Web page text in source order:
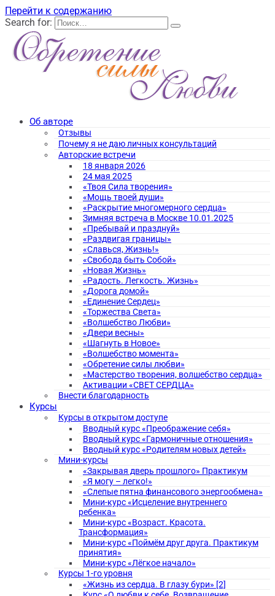
Перейти к содержанию
Search for:
Об авторе
Отзывы
Почему я не даю личных консультаций
Авторские встречи
18 января 2026
24 мая 2025
«Твоя Сила творения»
«Мощь твоей души»
«Раскрытие многомерного сердца»
Зимняя встреча в Москве 10.01.2025
«Пребывай и празднуй»
«Раздвигая границы»
«Славься, Жизнь!»
«Свобода быть Собой»
«Новая Жизнь»
«Радость. Легкость. Жизнь»
«Дорога домой»
«Единение Сердец»
«Торжества Света»
«Волшебство Любви»
«Двери весны»
«Шагнуть в Новое»
«Волшебство момента»
«Обретение силы любви»
«Мастерство творения, волшебство сердца»
Активации «СВЕТ СЕРДЦА»
Внести благодарность
Курсы
Курсы в открытом доступе
Вводный курс «Преображение себя»
Вводный курс «Гармоничные отношения»
Вводный курс «Родителям новых детей»
Мини-курсы
«Закрывая дверь прошлого» Практикум
«Я могу – легко!»
«Слепые пятна финансового энергообмена»
Мини-курс «Исцеление внутреннего
ребенка»
Мини-курс «Возраст. Красота.
Трансформация»
Мини-курс «Поймём друг друга. Практикум
принятия»
Мини-курс «Лёгкое начало»
Курсы 1-го уровня
«Жизнь из сердца. В глазу бури» [2]